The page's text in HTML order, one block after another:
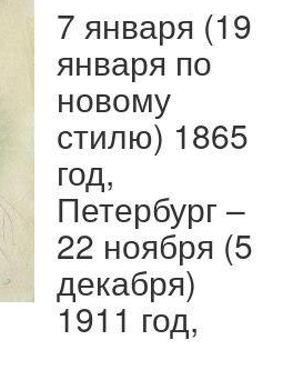
7 января (19
января по
новому
стилю) 1865
год,
Петербург –
22 ноября (5
декабря)
1911 год,